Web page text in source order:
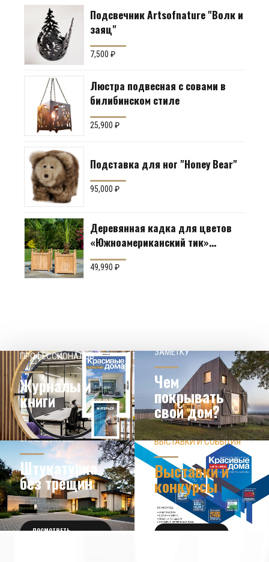
Подсвечник Artsofnature "Волк и
заяц"
7,500₽
Люстра подвесная с совами в
билибинском стиле
25,900₽
Подставка для ног "Honey Bear"
95,000₽
Деревянная кадка для цветов
«Южноамериканский тик»
Производство: Англия
49,990₽
ПРОФЕССИОНАЛОВ
Журналы и
книги
НОВОСТИ ИЗ МИРА
ДИЗАЙНА
ЗАМЕТКУ
Чем
покрывать
свой дом?
УЗНАТЬ БОЛЬШЕ
ЗНАЕТЕ ЛИ ВЫ?
Штукатурка
без трещин
ПОСМОТРЕТЬ
ВЫСТАВКИ И СОБЫТИЯ
Выставки и
конкурсы
ПОЛУЧИТЬ БИЛЕТ